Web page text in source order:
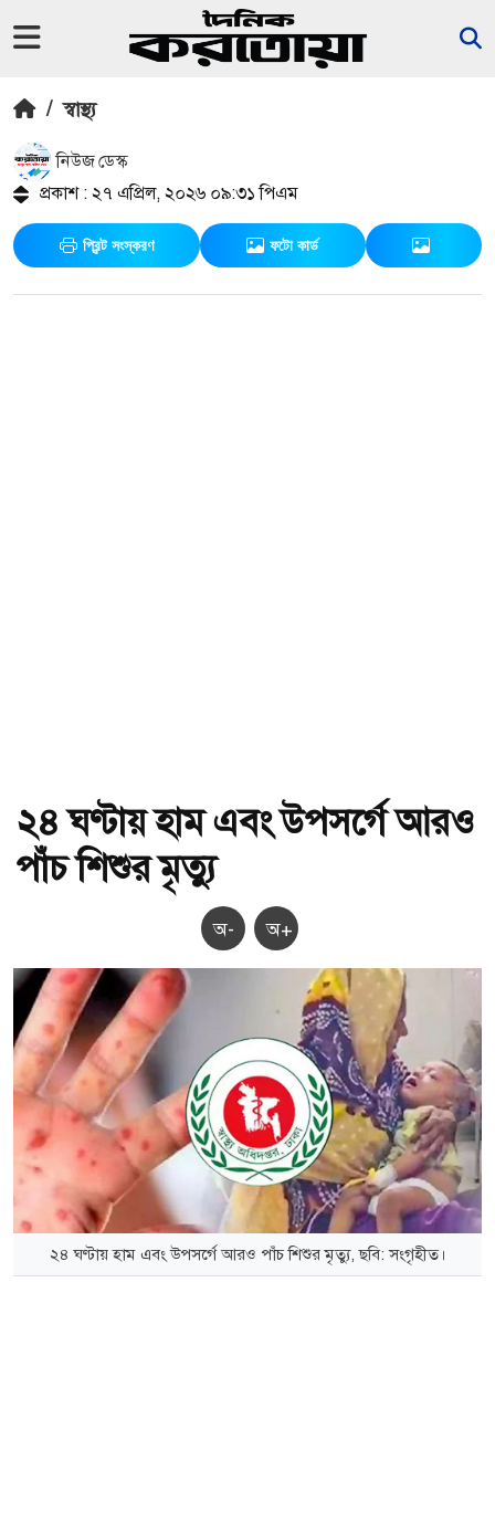
/ স্বাস্থ্য
নিউজ ডেস্ক
প্রকাশ : ২৭ এপ্রিল, ২০২৬ ০৯:৩১ পিএম
প্রিন্ট সংস্করণ ফটো কার্ড
২৪ ঘণ্টায় হাম এবং উপসর্গে আরও
পাঁচ শিশুর মৃত্যু
অ- অ+
২৪ ঘণ্টায় হাম এবং উপসর্গে আরও পাঁচ শিশুর মৃত্যু, ছবি: সংগৃহীত।